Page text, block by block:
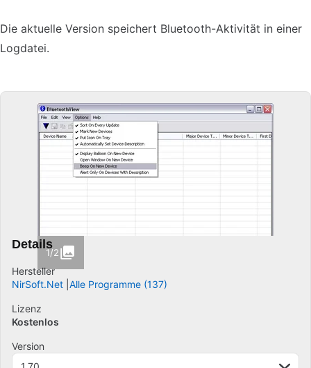
Die aktuelle Version speichert Bluetooth-Aktivität in einer
Logdatei.
1/2
Details
Hersteller
NirSoft.Net Alle Programme (137)
Lizenz
Kostenlos
Version